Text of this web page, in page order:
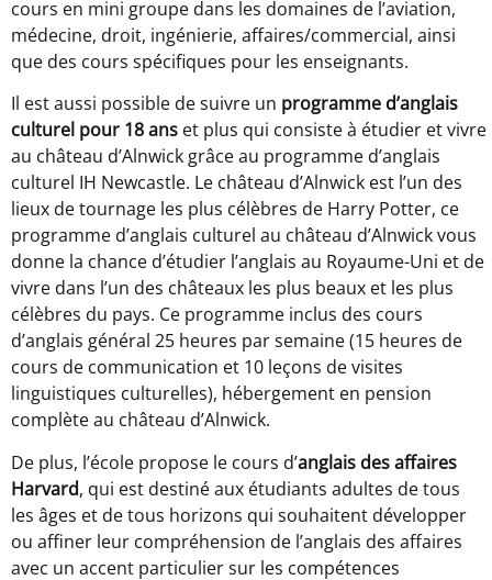
cours en mini groupe dans les domaines de l’aviation,
médecine, droit, ingénierie, affaires/commercial, ainsi
que des cours spécifiques pour les enseignants.
Il est aussi possible de suivre un programme d’anglais
culturel pour 18 ans et plus qui consiste à étudier et vivre
au château d’Alnwick grâce au programme d’anglais
culturel IH Newcastle. Le château d’Alnwick est l’un des
lieux de tournage les plus célèbres de Harry Potter, ce
programme d’anglais culturel au château d’Alnwick vous
donne la chance d’étudier l’anglais au Royaume-Uni et de
vivre dans l’un des châteaux les plus beaux et les plus
célèbres du pays. Ce programme inclus des cours
d’anglais général 25 heures par semaine (15 heures de
cours de communication et 10 leçons de visites
linguistiques culturelles), hébergement en pension
complète au château d’Alnwick.
De plus, l’école propose le cours d’anglais des affaires
Harvard, qui est destiné aux étudiants adultes de tous
les âges et de tous horizons qui souhaitent développer
ou affiner leur compréhension de l’anglais des affaires
avec un accent particulier sur les compétences